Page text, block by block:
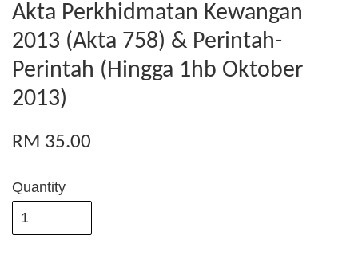
Akta Perkhidmatan Kewangan
2013 (Akta 758) & Perintah-
Perintah (Hingga 1hb Oktober
2013)
RM 35.00
Quantity